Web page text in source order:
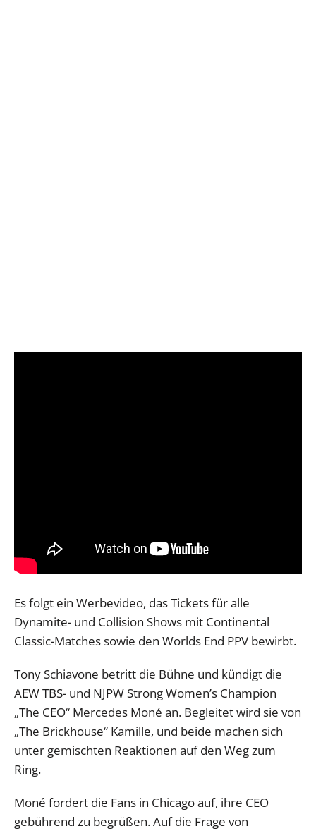
Es folgt ein Werbevideo, das Tickets für alle
Dynamite- und Collision Shows mit Continental
Classic-Matches sowie den Worlds End PPV bewirbt.
Tony Schiavone betritt die Bühne und kündigt die
AEW TBS- und NJPW Strong Women’s Champion
„The CEO“ Mercedes Moné an. Begleitet wird sie von
„The Brickhouse“ Kamille, und beide machen sich
unter gemischten Reaktionen auf den Weg zum
Ring.
Moné fordert die Fans in Chicago auf, ihre CEO
gebührend zu begrüßen. Auf die Frage von